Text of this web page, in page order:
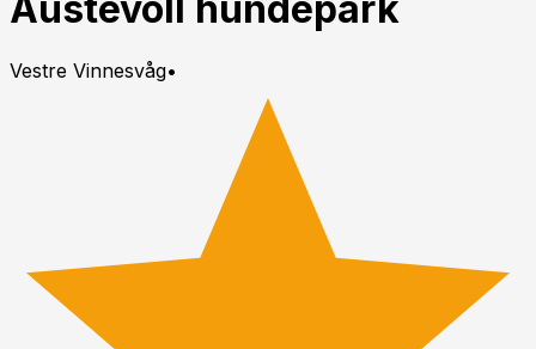
Austevoll hundepark
Vestre Vinnesvåg•